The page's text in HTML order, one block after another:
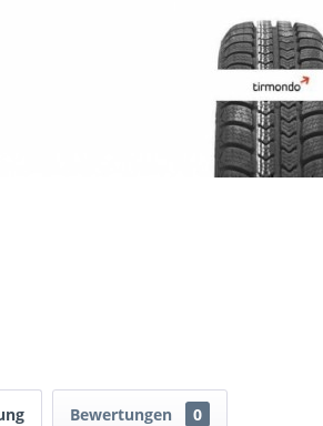
Bewertungen 0